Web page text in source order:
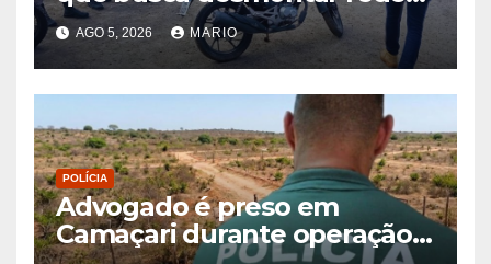
de receptação de veículos
roubados e clonados
AGO 5, 2026 MARIO
POLÍCIA
Advogado é preso em
Camaçari durante operação